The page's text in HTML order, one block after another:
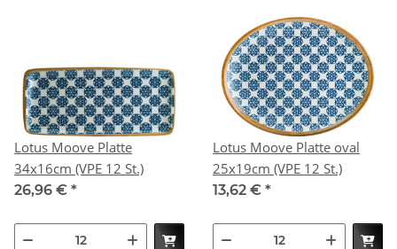
Lotus Moove Platte
34x16cm (VPE 12 St.)
26,96 € *
Lotus Moove Platte oval
25x19cm (VPE 12 St.)
13,62 € *